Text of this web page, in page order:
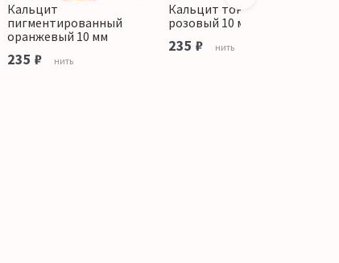
Кальцит
пигментированный
оранжевый 10 мм
235 ₽ нить
Кальцит тонированный
розовый 10 мм
235 ₽ нить